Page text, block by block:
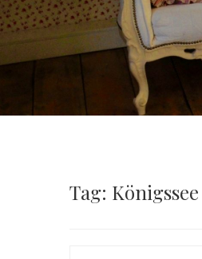
Tag: